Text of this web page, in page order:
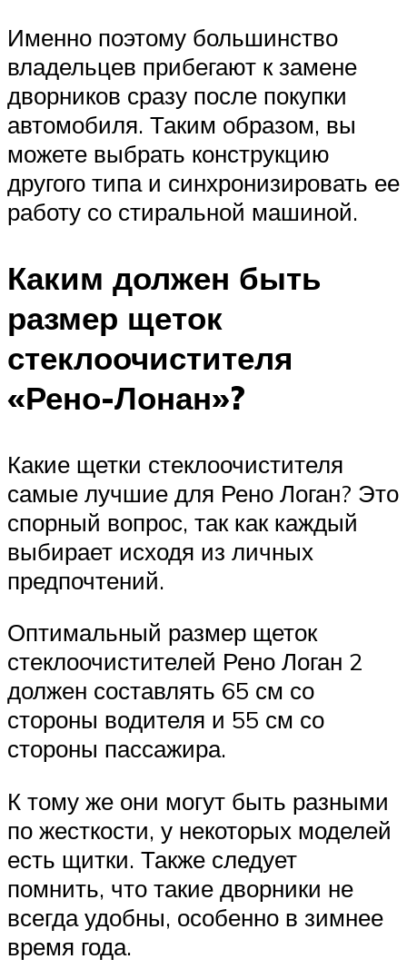
Именно поэтому большинство
владельцев прибегают к замене
дворников сразу после покупки
автомобиля. Таким образом, вы
можете выбрать конструкцию
другого типа и синхронизировать ее
работу со стиральной машиной.
Каким должен быть
размер щеток
стеклоочистителя
«Рено-Лонан»?
Какие щетки стеклоочистителя
самые лучшие для Рено Логан? Это
спорный вопрос, так как каждый
выбирает исходя из личных
предпочтений.
Оптимальный размер щеток
стеклоочистителей Рено Логан 2
должен составлять 65 см со
стороны водителя и 55 см со
стороны пассажира.
К тому же они могут быть разными
по жесткости, у некоторых моделей
есть щитки. Также следует
помнить, что такие дворники не
всегда удобны, особенно в зимнее
время года.